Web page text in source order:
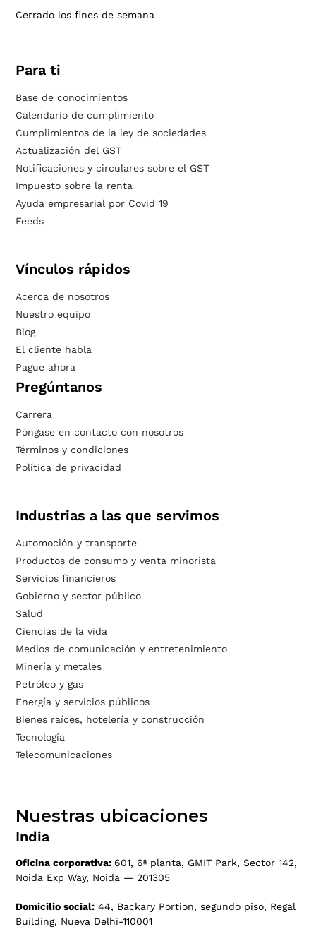
Cerrado los fines de semana
Para ti
Base de conocimientos
Calendario de cumplimiento
Cumplimientos de la ley de sociedades
Actualización del GST
Notificaciones y circulares sobre el GST
Impuesto sobre la renta
Ayuda empresarial por Covid 19
Feeds
Vínculos rápidos
Acerca de nosotros
Nuestro equipo
Blog
El cliente habla
Pague ahora
Pregúntanos
Carrera
Póngase en contacto con nosotros
Términos y condiciones
Política de privacidad
Industrias a las que servimos
Automoción y transporte
Productos de consumo y venta minorista
Servicios financieros
Gobierno y sector público
Salud
Ciencias de la vida
Medios de comunicación y entretenimiento
Minería y metales
Petróleo y gas
Energía y servicios públicos
Bienes raíces, hotelería y construcción
Tecnología
Telecomunicaciones
Nuestras ubicaciones
India
Oficina corporativa: 601, 6ª planta, GMIT Park, Sector 142,
Noida Exp Way, Noida — 201305
Domicilio social: 44, Backary Portion, segundo piso, Regal
Building, Nueva Delhi-110001